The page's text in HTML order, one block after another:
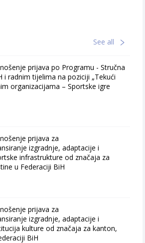
See all
prijava po Programu - Stručna
i radnim tijelima na poziciji „Tekući
organizacijama – Sportske igre
prijava za
izgradnje, adaptacije i
infrastrukture od značaja za
u Federaciji BiH
prijava za
izgradnje, adaptacije i
kulture od značaja za kanton,
BiH